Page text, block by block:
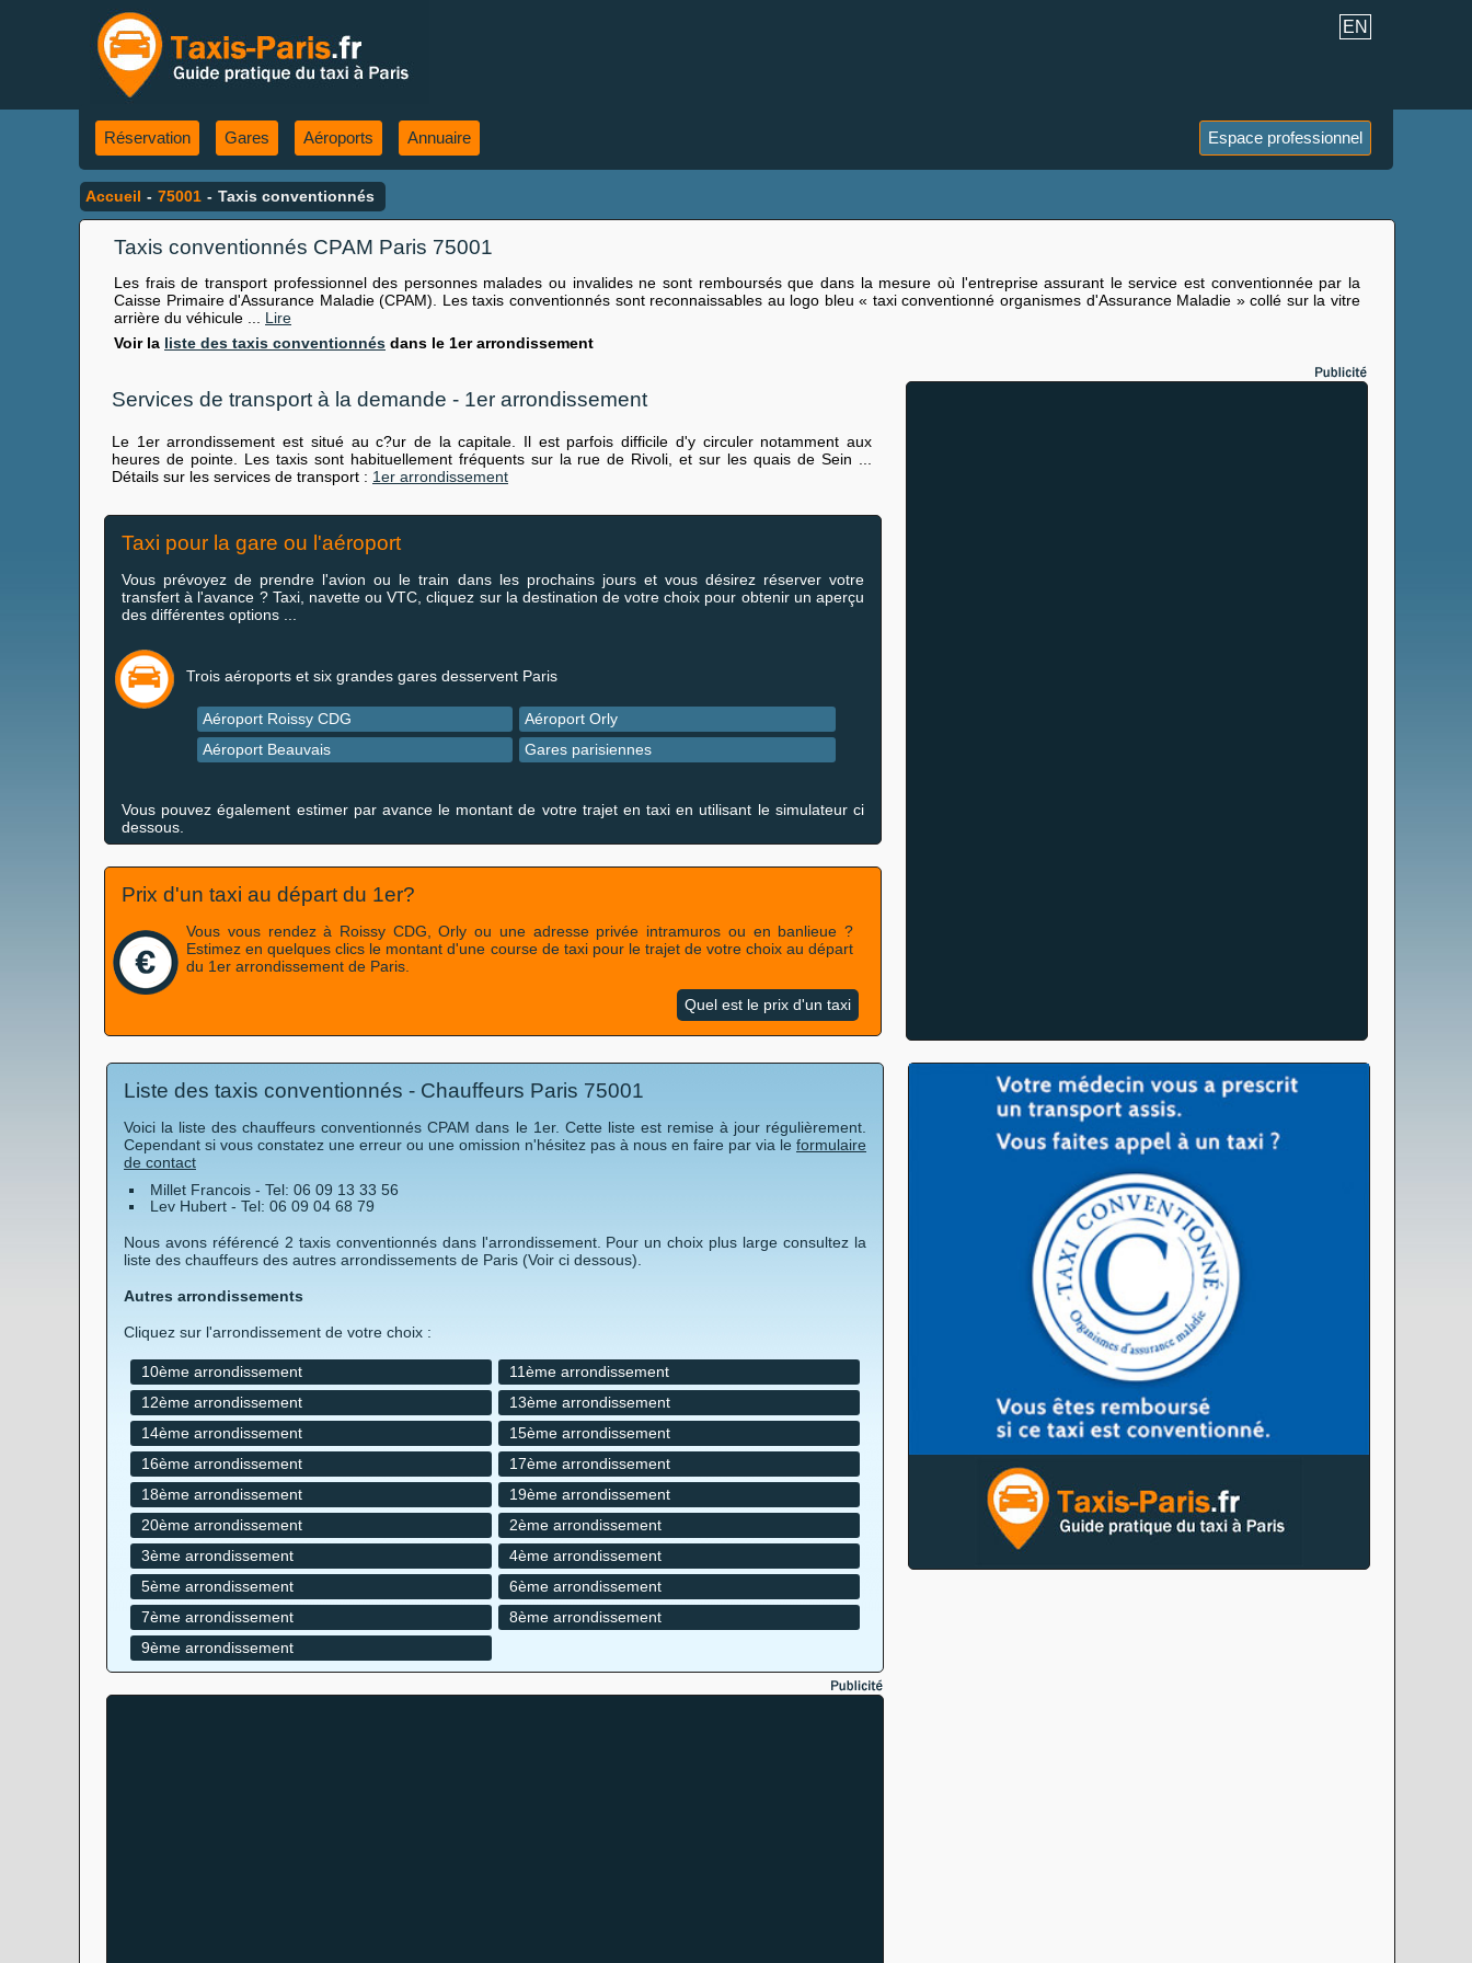
Réservation Gares Aéroports Annuaire Espace professionnel
EN
Accueil - 75001 - Taxis conventionnés
Taxis conventionnés CPAM Paris 75001
Les frais de transport professionnel des personnes malades ou invalides ne sont remboursés que dans la mesure où l'entreprise assurant le service est conventionnée par la
Caisse Primaire d'Assurance Maladie (CPAM). Les taxis conventionnés sont reconnaissables au logo bleu « taxi conventionné organismes d'Assurance Maladie » collé sur la vitre
arrière du véhicule ... Lire
Voir la liste des taxis conventionnés dans le 1er arrondissement
Services de transport à la demande - 1er arrondissement
Le 1er arrondissement est situé au c?ur de la capitale. Il est parfois difficile d'y circuler notamment aux
heures de pointe. Les taxis sont habituellement fréquents sur la rue de Rivoli, et sur les quais de Sein ...
Détails sur les services de transport : 1er arrondissement
Taxi pour la gare ou l'aéroport
Vous prévoyez de prendre l'avion ou le train dans les prochains jours et vous désirez réserver votre
transfert à l'avance ? Taxi, navette ou VTC, cliquez sur la destination de votre choix pour obtenir un aperçu
des différentes options ...
Trois aéroports et six grandes gares desservent Paris
Aéroport Roissy CDG
Aéroport Orly
Aéroport Beauvais
Gares parisiennes
Vous pouvez également estimer par avance le montant de votre trajet en taxi en utilisant le simulateur ci
dessous.
Prix d'un taxi au départ du 1er?
Vous vous rendez à Roissy CDG, Orly ou une adresse privée intramuros ou en banlieue ?
Estimez en quelques clics le montant d'une course de taxi pour le trajet de votre choix au départ
du 1er arrondissement de Paris.
Quel est le prix d'un taxi
Liste des taxis conventionnés - Chauffeurs Paris 75001
Voici la liste des chauffeurs conventionnés CPAM dans le 1er. Cette liste est remise à jour régulièrement.
Cependant si vous constatez une erreur ou une omission n'hésitez pas à nous en faire par via le formulaire
de contact
Millet Francois - Tel: 06 09 13 33 56
Lev Hubert - Tel: 06 09 04 68 79
Nous avons référencé 2 taxis conventionnés dans l'arrondissement. Pour un choix plus large consultez la
liste des chauffeurs des autres arrondissements de Paris (Voir ci dessous).
Autres arrondissements
Cliquez sur l'arrondissement de votre choix :
10ème arrondissement
11ème arrondissement
12ème arrondissement
13ème arrondissement
14ème arrondissement
15ème arrondissement
16ème arrondissement
17ème arrondissement
18ème arrondissement
19ème arrondissement
20ème arrondissement
2ème arrondissement
3ème arrondissement
4ème arrondissement
5ème arrondissement
6ème arrondissement
7ème arrondissement
8ème arrondissement
9ème arrondissement